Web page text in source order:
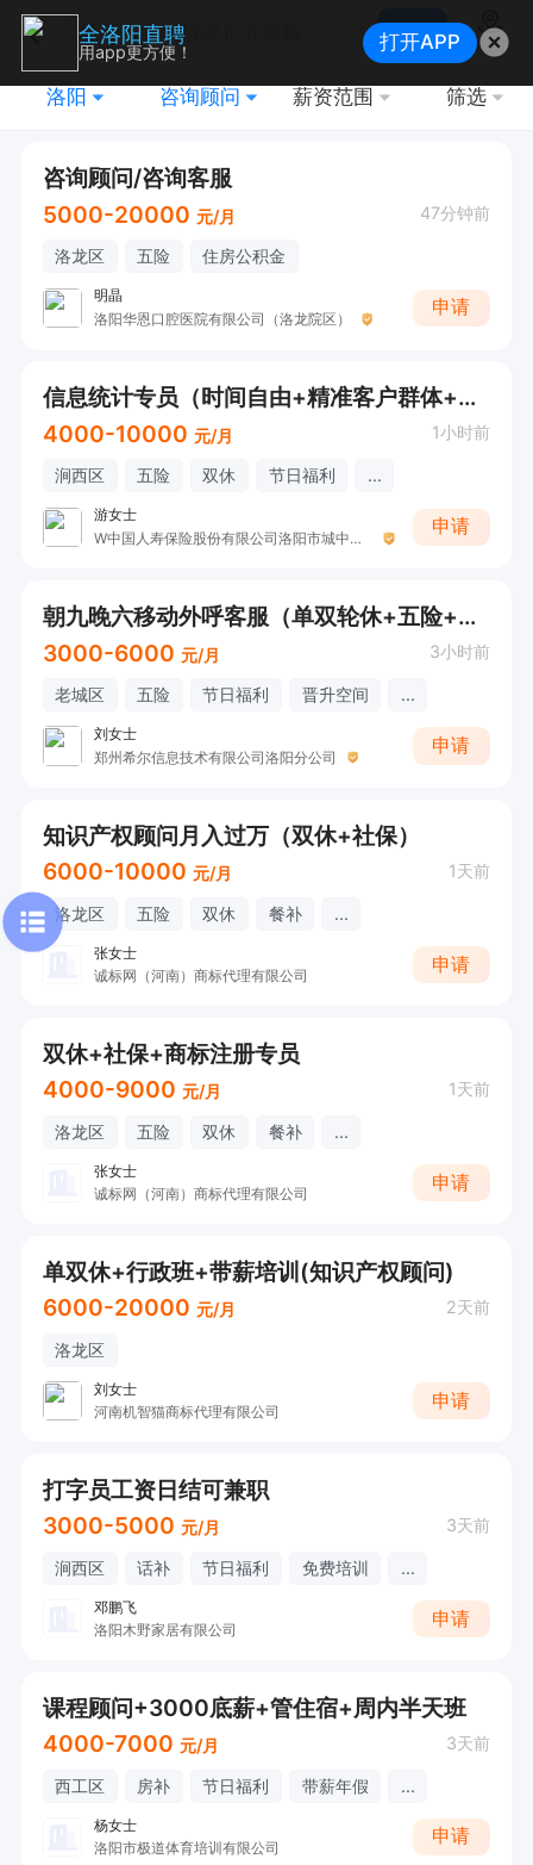
搜索
地图
洛阳 咨询顾问 薪资范围 筛选
咨询顾问/咨询客服
5000-20000 元/月 47分钟前
洛龙区 五险 住房公积金
明晶
洛阳华恩口腔医院有限公司（洛龙院区）
申请
信息统计专员（时间自由+精准客户群体+宝妈岗）
4000-10000 元/月 1小时前
涧西区 五险 双休 节日福利 ...
游女士
W中国人寿保险股份有限公司洛阳市城中支公司
申请
朝九晚六移动外呼客服（单双轮休+五险+行政班）
3000-6000 元/月 3小时前
老城区 五险 节日福利 晋升空间 ...
刘女士
郑州希尔信息技术有限公司洛阳分公司
申请
知识产权顾问月入过万（双休+社保）
6000-10000 元/月 1天前
洛龙区 五险 双休 餐补 ...
张女士
诚标网（河南）商标代理有限公司
申请
双休+社保+商标注册专员
4000-9000 元/月 1天前
洛龙区 五险 双休 餐补 ...
张女士
诚标网（河南）商标代理有限公司
申请
单双休+行政班+带薪培训(知识产权顾问)
6000-20000 元/月 2天前
洛龙区
刘女士
河南机智猫商标代理有限公司
申请
打字员工资日结可兼职
3000-5000 元/月 3天前
涧西区 话补 节日福利 免费培训 ...
邓鹏飞
洛阳木野家居有限公司
申请
课程顾问+3000底薪+管住宿+周内半天班
4000-7000 元/月 3天前
西工区 房补 节日福利 带薪年假 ...
杨女士
洛阳市极道体育培训有限公司
申请
全洛阳直聘
用app更方便！ 打开APP